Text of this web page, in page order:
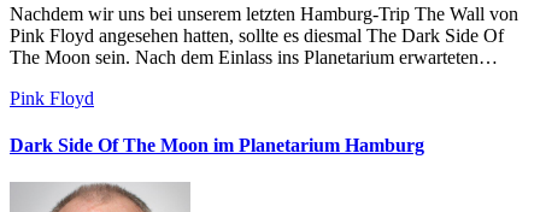
Nachdem wir uns bei unserem letzten Hamburg-Trip The Wall von
Pink Floyd angesehen hatten, sollte es diesmal The Dark Side Of
The Moon sein. Nach dem Einlass ins Planetarium erwarteten…
Pink Floyd
Dark Side Of The Moon im Planetarium Hamburg